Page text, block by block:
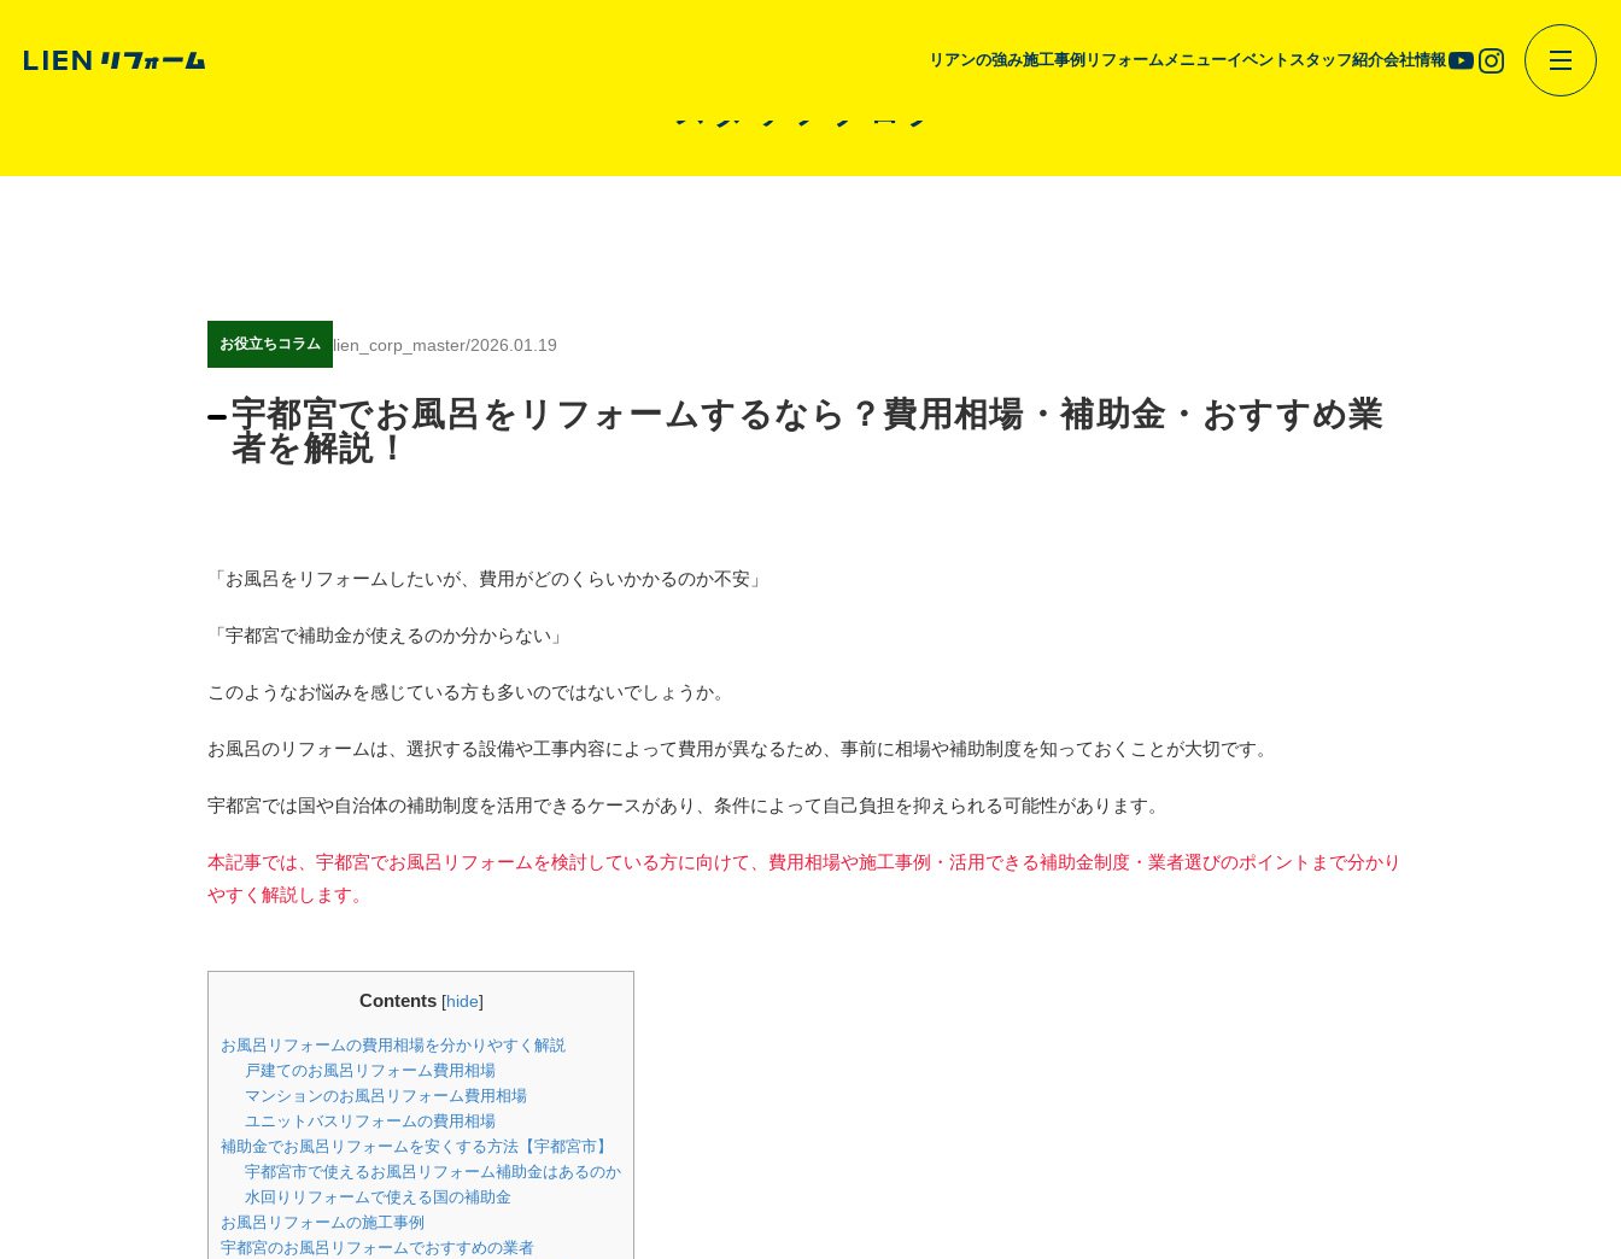
リアンの強み施工事例 リフォームメニューイベント スタッフ紹介会社情報
スタッフブログ
お役立ちコラム lien_corp_master/2026.01.19
宇都宮でお風呂をリフォームするなら？費用相場・補助金・おすすめ業
者を解説！
「お風呂をリフォームしたいが、費用がどのくらいかかるのか不安」
「宇都宮で補助金が使えるのか分からない」
このようなお悩みを感じている方も多いのではないでしょうか。
お風呂のリフォームは、選択する設備や工事内容によって費用が異なるため、事前に相場や補助制度を知っておくことが大切です。
宇都宮では国や自治体の補助制度を活用できるケースがあり、条件によって自己負担を抑えられる可能性があります。
本記事では、宇都宮でお風呂リフォームを検討している方に向けて、費用相場や施工事例・活用できる補助金制度・業者選びのポイントまで分かり
やすく解説します。
Contents [hide]
お風呂リフォームの費用相場を分かりやすく解説
戸建てのお風呂リフォーム費用相場
マンションのお風呂リフォーム費用相場
ユニットバスリフォームの費用相場
補助金でお風呂リフォームを安くする方法【宇都宮市】
宇都宮市で使えるお風呂リフォーム補助金はあるのか
水回りリフォームで使える国の補助金
お風呂リフォームの施工事例
宇都宮のお風呂リフォームでおすすめの業者